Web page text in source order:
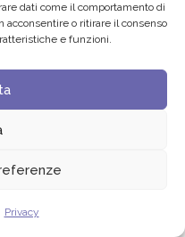
dati come il comportamento di
acconsentire o ritirare il consenso
e funzioni.
Privacy